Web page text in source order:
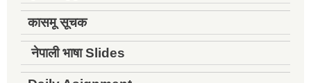
कासमू सूचक
नेपाली भाषा Slides